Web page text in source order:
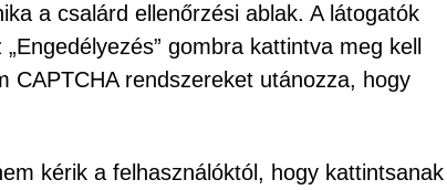
a csalárd ellenőrzési ablak. A látogatók
gombra kattintva meg kell
rendszereket utánozza, hogy
kérik a felhasználóktól, hogy kattintsanak